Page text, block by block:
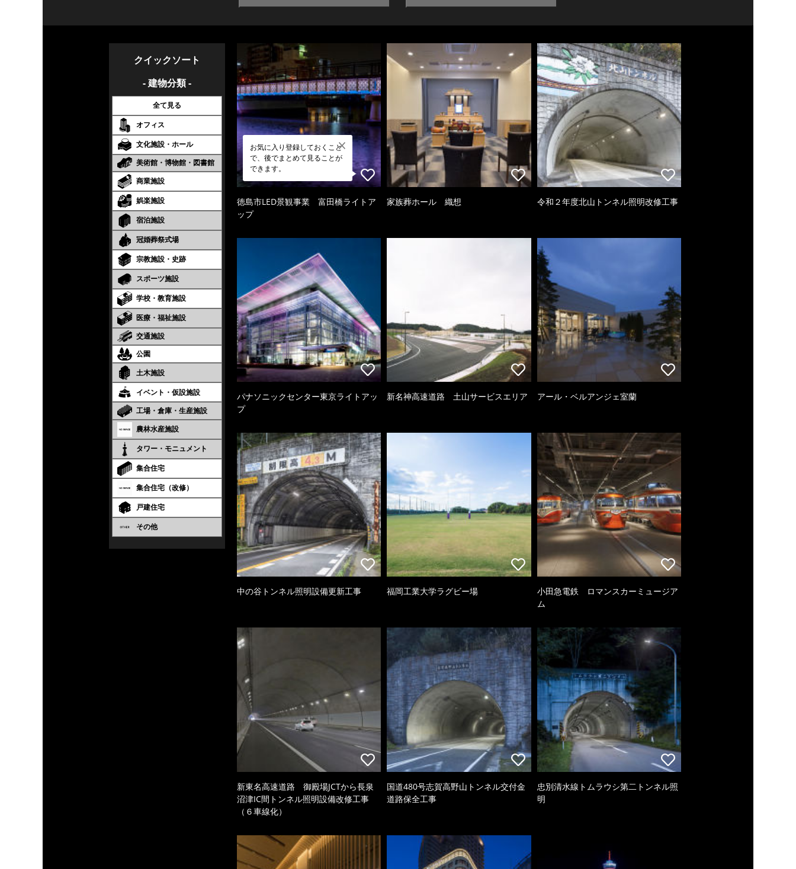
クイックソート
- 建物分類 -
全て見る
オフィス
文化施設・ホール
美術館・博物館・図書館
商業施設
娯楽施設
宿泊施設
冠婚葬祭式場
宗教施設・史跡
スポーツ施設
学校・教育施設
医療・福祉施設
交通施設
公園
土木施設
イベント・仮設施設
工場・倉庫・生産施設
農林水産施設
タワー・モニュメント
集合住宅
集合住宅（改修）
戸建住宅
その他
お気に入り登録しておくこと
で、後でまとめて見ることが
できます。
徳島市LED景観事業 富田橋ライトア
ップ
家族葬ホール 織想 令和２年度北山トンネル照明改修工事
パナソニックセンター東京ライトアッ
プ
新名神高速道路 土山サービスエリア アール・ベルアンジェ室蘭
中の谷トンネル照明設備更新工事 福岡工業大学ラグビー場
小田急電鉄 ロマンスカーミュージア
ム
新東名高速道路 御殿場JCTから長泉
沼津IC間トンネル照明設備改修工事
（６車線化）
国道480号志賀高野山トンネル交付金
道路保全工事
忠別清水線トムラウシ第二トンネル照
明